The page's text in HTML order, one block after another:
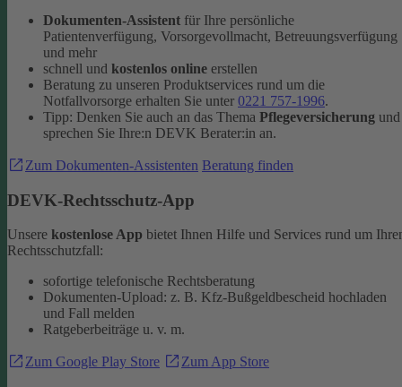
Dokumenten-Assistent für Ihre persönliche
Patientenverfügung, Vorsorgevollmacht, Betreuungsverfügung
und mehr
schnell und kostenlos online erstellen
Beratung zu unseren Produktservices rund um die
Notfallvorsorge erhalten Sie unter 0221 757-1996.
Tipp: Denken Sie auch an das Thema Pflegeversicherung und
sprechen Sie Ihre:n DEVK Berater:in an.
Zum Dokumenten-Assistenten Beratung finden
DEVK-Rechtsschutz-App
Unsere kostenlose App bietet Ihnen Hilfe und Services rund um
Rechtsschutzfall:
sofortige telefonische Rechtsberatung
Dokumenten-Upload: z. B. Kfz-Bußgeldbescheid hochladen
und Fall melden
Ratgeberbeiträge u. v. m.
Zum Google Play Store Zum App Store